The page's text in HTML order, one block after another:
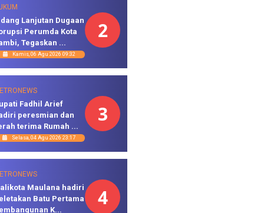
Lanjutan Dugaan
Perumda Kota
Tegaskan ...
Kamis, 06 Agu 2026 09:32
2
Fadhil Arief
peresmian dan
terima Rumah ...
Selasa, 04 Agu 2026 23:17
3
Maulana hadiri
Batu Pertama
K...
4